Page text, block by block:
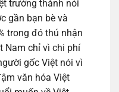
trưởng thành nói
gần bạn bè và
trong đó thú nhận
Nam chỉ vì chi phí
gốc Việt nói vì
văn hóa Việt